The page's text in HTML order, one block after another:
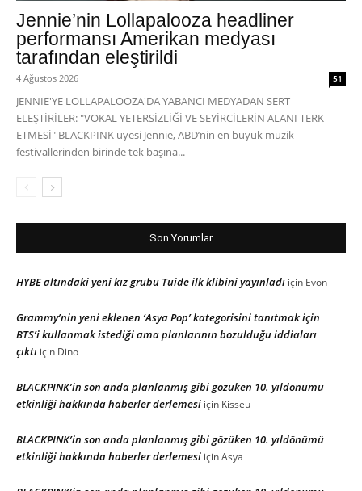
Jennie’nin Lollapalooza headliner
performansı Amerikan medyası
tarafından eleştirildi
4 Ağustos 2026 51
JENNIE'YE LOLLAPALOOZA'DA YABANCI MEDYADAN SERT
ELEŞTİRİLER: "VOKAL YETERSİZLİĞİ VE SEYİRCİLERİN ALANI TERK
ETMESİ" BLACKPINK üyesi Jennie, ABD’nin en büyük müzik
festivallerinden birinde tek başına...
Son Yorumlar
HYBE altındaki yeni kız grubu Tuide ilk klibini yayınladı için Evon
Grammy’nin yeni eklenen ‘Asya Pop’ kategorisini tanıtmak için
BTS’i kullanmak istediği ama planlarının bozulduğu iddiaları
çıktı için Dino
BLACKPINK’in son anda planlanmış gibi gözüken 10. yıldönümü
etkinliği hakkında haberler derlemesi için Kisseu
BLACKPINK’in son anda planlanmış gibi gözüken 10. yıldönümü
etkinliği hakkında haberler derlemesi içinAsya